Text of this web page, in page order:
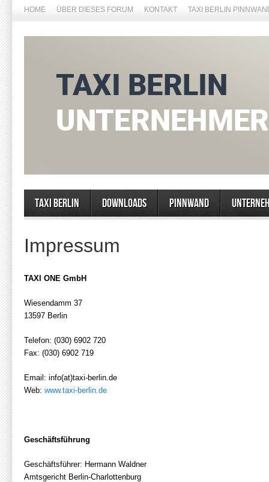
HOME ÜBER DIESES FORUM KONTAKT TAXI BERLIN
Taxi Berlin Downloads Pinnwand
Impressum
TAXI ONE GmbH
Wiesendamm 37
13597 Berlin
Telefon: (030) 6902 720
Fax: (030) 6902 719
Email: info(at)taxi-berlin.de
Web: www.taxi-berlin.de
Geschäftsführung
Geschäftsführer: Hermann Waldner
Amtsgericht Berlin-Charlottenburg